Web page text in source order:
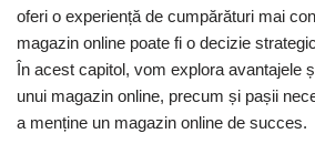
oferi o experiență de cumpărături mai
magazin online poate fi o decizie
În acest capitol, vom explora avantajele
unui magazin online, precum și pașii
a menține un magazin online de succes.